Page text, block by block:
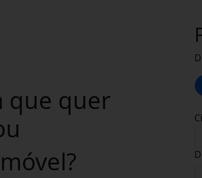
que quer